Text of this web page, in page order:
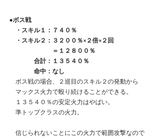
●ボス戦
・スキル１：７４０％
・スキル２：３２００％×２倍×２回
＝１２８００％
合計：１３５４０％
命中：なし
ボス戦の場合、２巡目のスキル２の発動から
マックス火力で殴り続けることができる。
１３５４０％の安定火力はやばい。
準トップクラスの火力。
信じられないことにこの火力で範囲攻撃なので